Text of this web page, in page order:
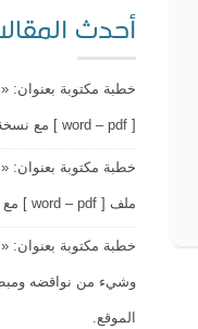
أحدث
خطبة مكتوبة بعنوان:
[ word – pdf ] مع نسخة الموقع.
خطبة مكتوبة بعنوان:
ملف [ word – pdf ] مع نسخة الموقع.
خطبة مكتوبة بعنوان:
الموقع.